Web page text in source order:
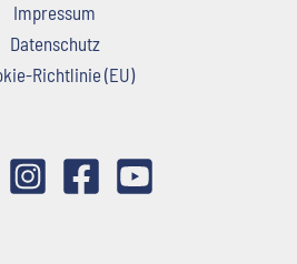
Impressum
Datenschutz
Richtlinie (EU)